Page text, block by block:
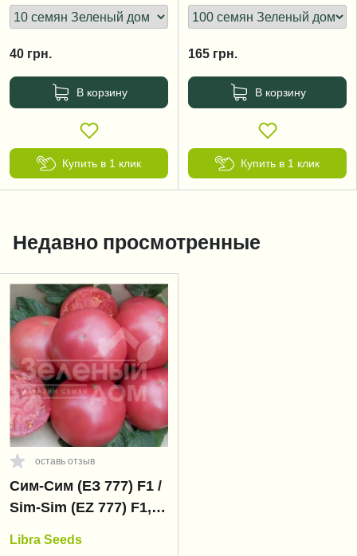
40 грн.
В корзину
Купить в 1 клик
165 грн.
В корзину
Купить в 1 клик
Недавно просмотренные
оставь отзыв
Сим-Сим (ЕЗ 777) F1 /
Sim-Sim (EZ 777) F1,
Libra Seeds